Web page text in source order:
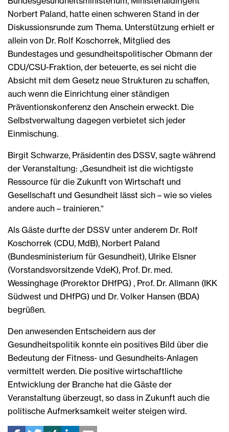
Norbert Paland, hatte einen schweren Stand in der
Diskussionsrunde zum Thema. Unterstützung erhielt er
allein von Dr. Rolf Koschorrek, Mitglied des
Bundestages und gesundheitspolitischer Obmann der
CDU/CSU-Fraktion, der beteuerte, es sei nicht die
Absicht mit dem Gesetz neue Strukturen zu schaffen,
auch wenn die Einrichtung einer ständigen
Präventionskonferenz den Anschein erweckt. Die
Selbstverwaltung dagegen verbietet sich jeder
Einmischung.
Birgit Schwarze, Präsidentin des DSSV, sagte während
der Veranstaltung: „Gesundheit ist die wichtigste
Ressource für die Zukunft von Wirtschaft und
Gesellschaft und Gesundheit lässt sich – wie so vieles
andere auch – trainieren.“
Als Gäste durfte der DSSV unter anderem Dr. Rolf
Koschorrek (CDU, MdB), Norbert Paland
(Bundesministerium für Gesundheit), Ulrike Elsner
(Vorstandsvorsitzende VdeK), Prof. Dr. med.
Wessinghage (Prorektor DHfPG) , Prof. Dr. Allmann (IKK
Südwest und DHfPG) und Dr. Volker Hansen (BDA)
begrüßen.
Den anwesenden Entscheidern aus der
Gesundheitspolitik konnte ein positives Bild über die
Bedeutung der Fitness- und Gesundheits-Anlagen
vermittelt werden. Die positive wirtschaftliche
Entwicklung der Branche hat die Gäste der
Veranstaltung überzeugt, so dass in Zukunft auch die
politische Aufmerksamkeit weiter steigen wird.